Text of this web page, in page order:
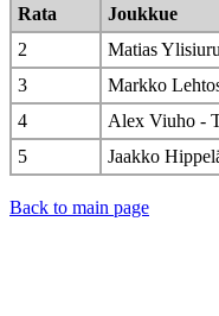
Rata
Joukkue
2
Matias
3
Markko
4
Alex Viuho -
5
Jaakko
Back to main page